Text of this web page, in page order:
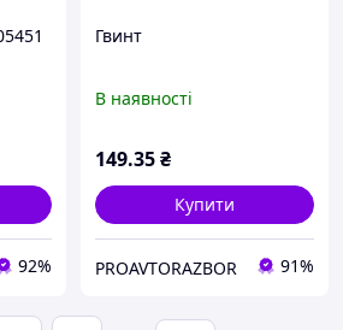
92%
Гвинт
В наявності
149.35₴
Купити
PROAVTORAZBOR 91%